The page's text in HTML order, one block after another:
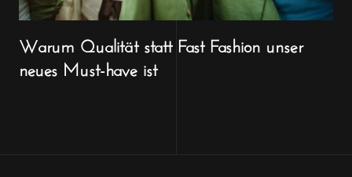
Warum Qualität statt Fast Fashion unser
neues Must-have ist